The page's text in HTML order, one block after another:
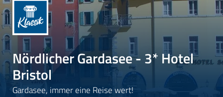
Nördlicher Gardasee - 3* Hotel
Bristol
Gardasee, immer eine Reise wert!